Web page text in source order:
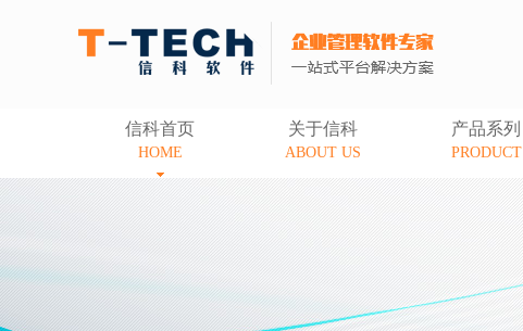
信科首页
HOME
关于信科
ABOUT US
产品系列
PRODUCT